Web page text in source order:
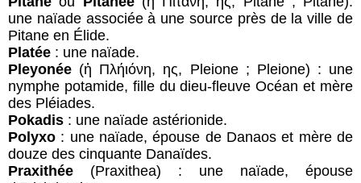
une naïade associée à une source près de la ville de
Pitane en Élide.
Platée : une naïade.
Pleyonée (ἡ Πλήιόνη, ης, Pleione ; Pleione) : une
nymphe potamide, fille du dieu-fleuve Océan et mère
des Pléiades.
Pokadis : une naïade astérionide.
Polyxo : une naïade, épouse de Danaos et mère de
douze des cinquante Danaïdes.
Praxithée (Praxithea) : une naïade, épouse